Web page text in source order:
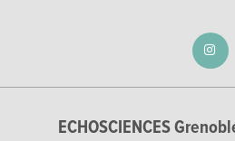
ECHOSCIENCES